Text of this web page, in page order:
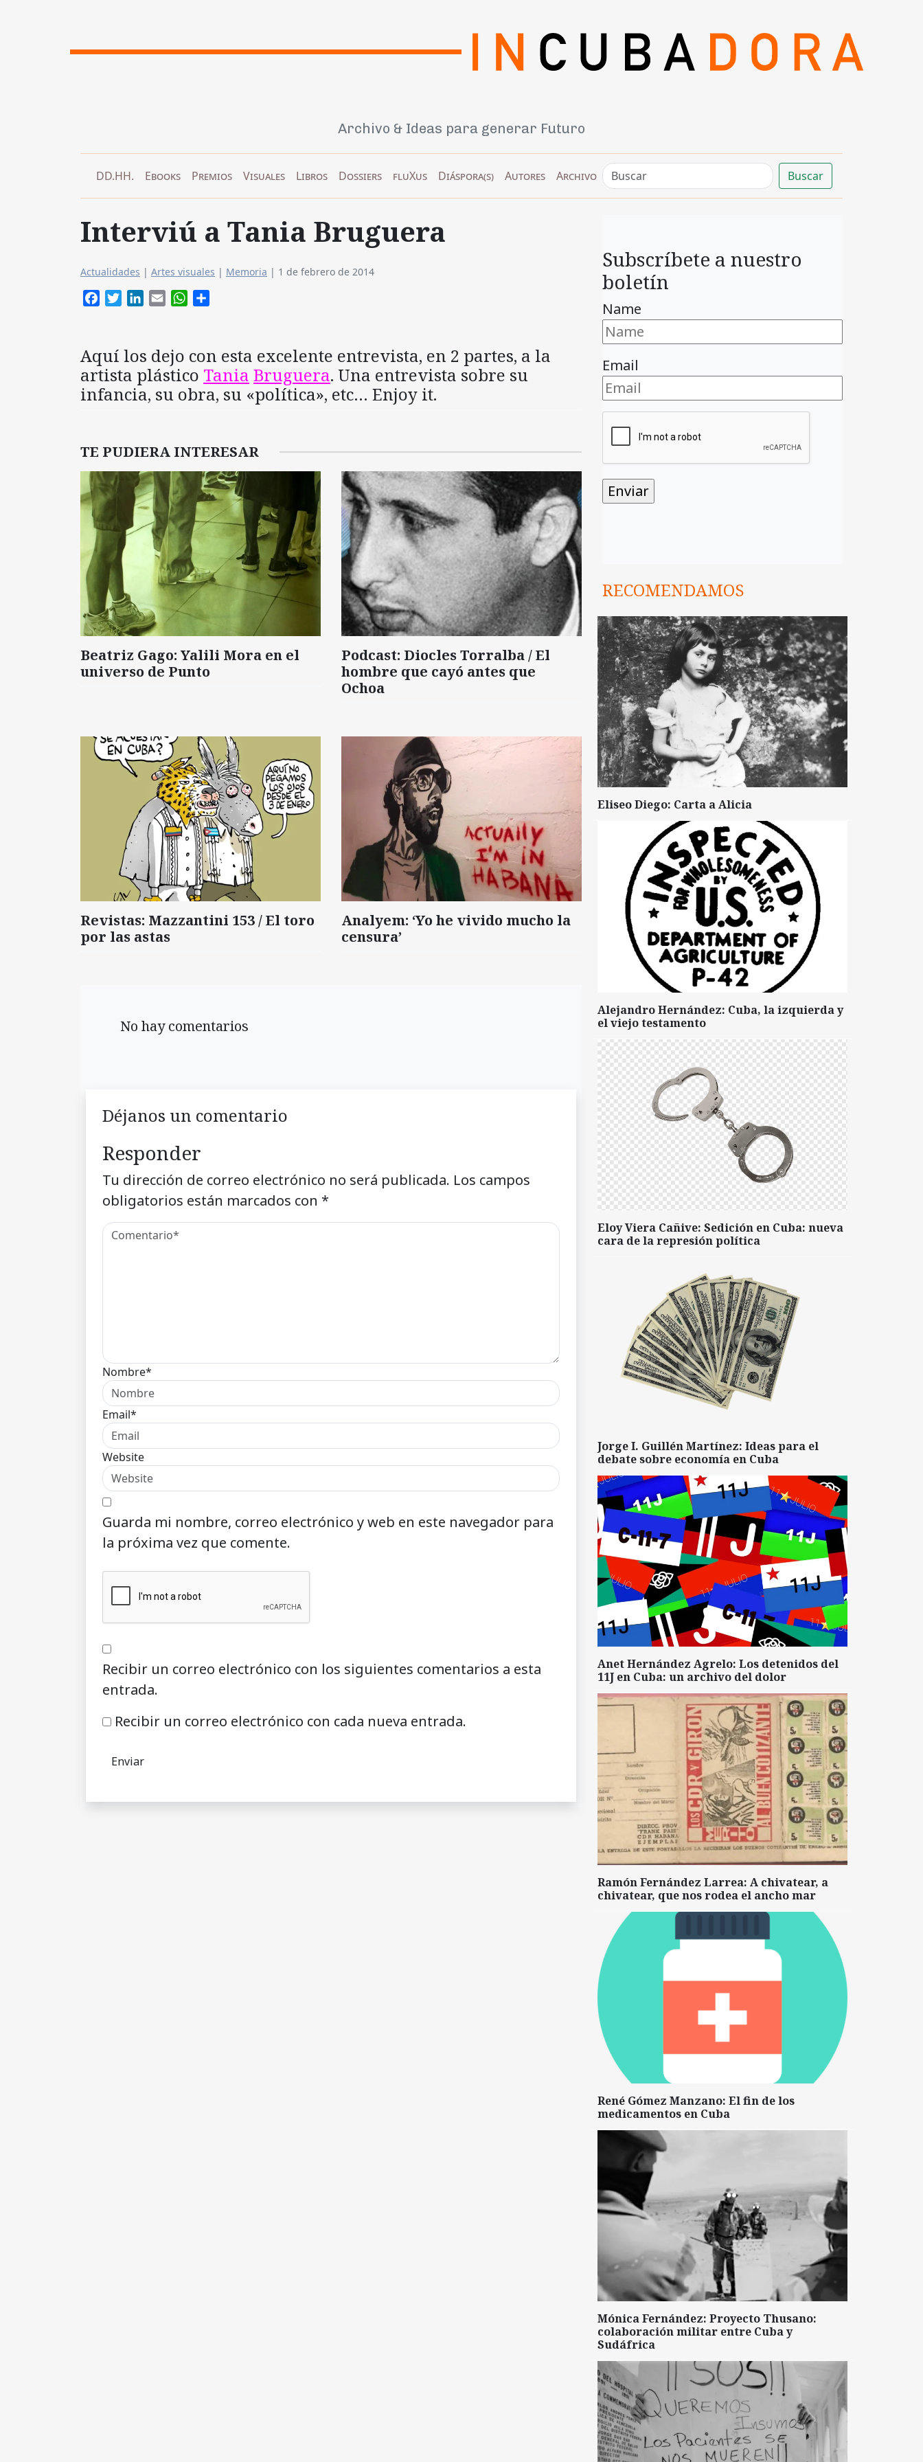
Archivo & Ideas para generar Futuro
DD.HH. Ebooks Premios Visuales Libros Dossiers fluXus Diáspora(s) Autores Archivo Buscar
Interviú a Tania Bruguera
Actualidades | Artes visuales | Memoria | 1 de febrero de 2014
FacebookTwitterLinkedIn
Email WhatsApp
Aquí los dejo con esta excelente entrevista, en 2 partes, a la
artista plástico Tania Bruguera. Una entrevista sobre su
infancia, su obra, su «política», etc… Enjoy it.
TE PUDIERA INTERESAR
Beatriz Gago: Yalili Mora en el
universo de Punto
Podcast: Diocles Torralba / El
hombre que cayó antes que
Ochoa
Revistas: Mazzantini 153 / El toro
por las astas
Analyem: ‘Yo he vivido mucho la
censura’
No hay comentarios
Déjanos un comentario
Responder
Tu dirección de correo electrónico no será publicada. Los campos
obligatorios están marcados con *
Nombre*
Email*
Website
Guarda mi nombre, correo electrónico y web en este navegador para
la próxima vez que comente.
Recibir un correo electrónico con los siguientes comentarios a esta
entrada.
Recibir un correo electrónico con cada nueva entrada.
Subscríbete a nuestro
boletín
Name
Email
RECOMENDAMOS
Eliseo Diego: Carta a Alicia
Alejandro Hernández: Cuba, la izquierda y
el viejo testamento
Eloy Viera Cañive: Sedición en Cuba: nueva
cara de la represión política
Jorge I. Guillén Martínez: Ideas para el
debate sobre economía en Cuba
Anet Hernández Agrelo: Los detenidos del
11J en Cuba: un archivo del dolor
Ramón Fernández Larrea: A chivatear, a
chivatear, que nos rodea el ancho mar
René Gómez Manzano: El fin de los
medicamentos en Cuba
Mónica Fernández: Proyecto Thusano:
colaboración militar entre Cuba y
Sudáfrica